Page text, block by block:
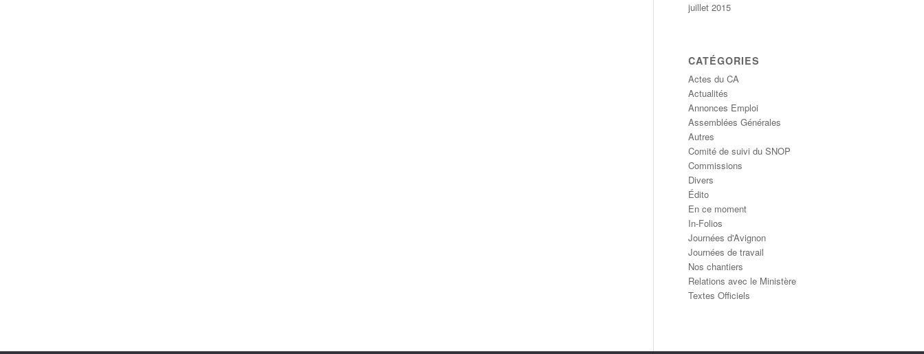
juillet 2015
CATÉGORIES
Actes du CA
Actualités
Annonces Emploi
Assemblées Générales
Autres
Comité de suivi du SNOP
Commissions
Divers
Édito
En ce moment
In-Folios
Journées d'Avignon
Journées de travail
Nos chantiers
Relations avec le Ministère
Textes Officiels